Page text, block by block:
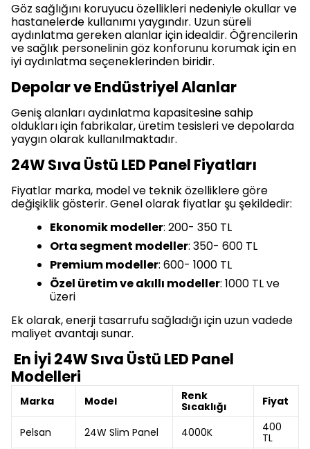
Göz sağlığını koruyucu özellikleri nedeniyle okullar ve
hastanelerde kullanımı yaygındır. Uzun süreli
aydınlatma gereken alanlar için idealdir. Öğrencilerin
ve sağlık personelinin göz konforunu korumak için en
iyi aydınlatma seçeneklerinden biridir.
Depolar ve Endüstriyel Alanlar
Geniş alanları aydınlatma kapasitesine sahip
oldukları için fabrikalar, üretim tesisleri ve depolarda
yaygın olarak kullanılmaktadır.
24W Sıva Üstü LED Panel Fiyatları
Fiyatlar marka, model ve teknik özelliklere göre
değişiklik gösterir. Genel olarak fiyatlar şu şekildedir:
Ekonomik modeller: 200- 350 TL
Orta segment modeller: 350- 600 TL
Premium modeller: 600- 1000 TL
Özel üretim ve akıllı modeller: 1000 TL ve
üzeri
Ek olarak, enerji tasarrufu sağladığı için uzun vadede
maliyet avantajı sunar.
En İyi 24W Sıva Üstü LED Panel
Modelleri
Marka Model
Renk
Sıcaklığı
Fiyat
Pelsan 24W Slim Panel 4000K
400
TL